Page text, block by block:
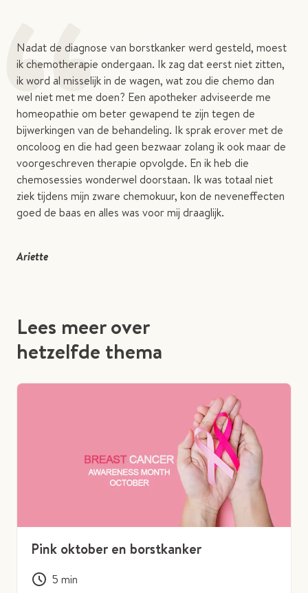
“
Nadat de diagnose van borstkanker werd gesteld, moest
ik chemotherapie ondergaan. Ik zag dat eerst niet zitten,
ik word al misselijk in de wagen, wat zou die chemo dan
wel niet met me doen? Een apotheker adviseerde me
homeopathie om beter gewapend te zijn tegen de
bijwerkingen van de behandeling. Ik sprak erover met de
oncoloog en die had geen bezwaar zolang ik ook maar de
voorgeschreven therapie opvolgde. En ik heb die
chemosessies wonderwel doorstaan. Ik was totaal niet
ziek tijdens mijn zware chemokuur, kon de neveneffecten
goed de baas en alles was voor mij draaglijk.
Ariette
Lees meer over
hetzelfde thema
Pink oktober en borstkanker
5 min